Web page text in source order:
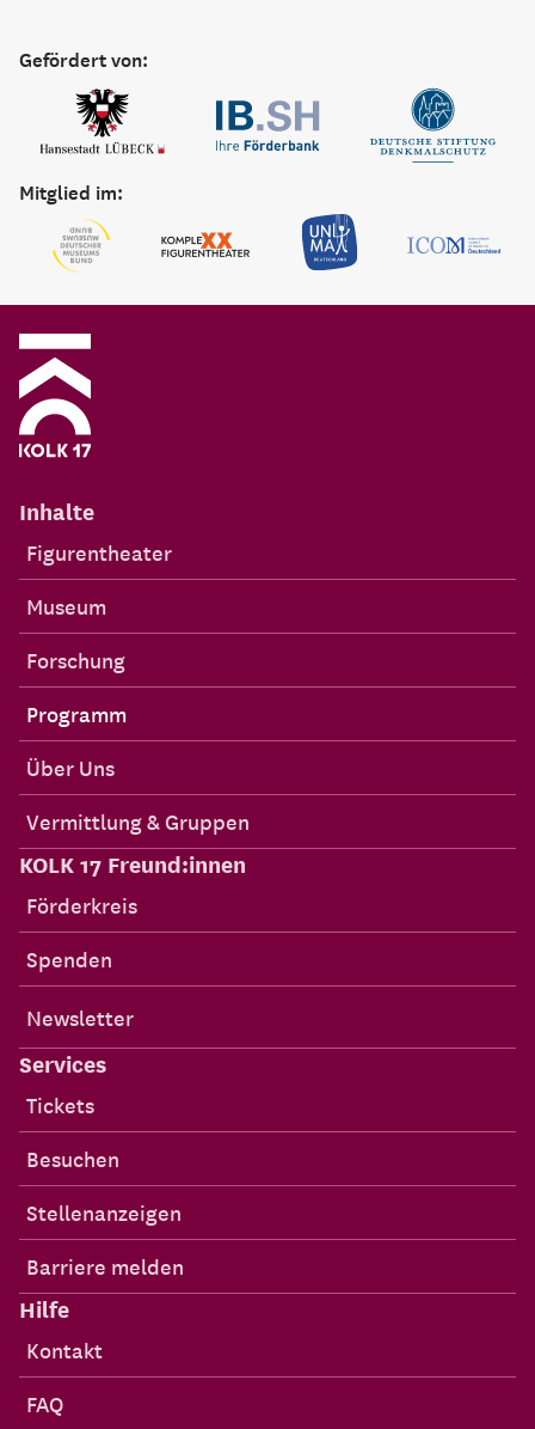
Gefördert von:
Mitglied im:
Inhalte
Figurentheater
Museum
Forschung
Programm
Über Uns
Vermittlung & Gruppen
KOLK 17 Freund:innen
Förderkreis
Spenden
Newsletter
Services
Tickets
Besuchen
Stellenanzeigen
Barriere melden
Hilfe
Kontakt
FAQ